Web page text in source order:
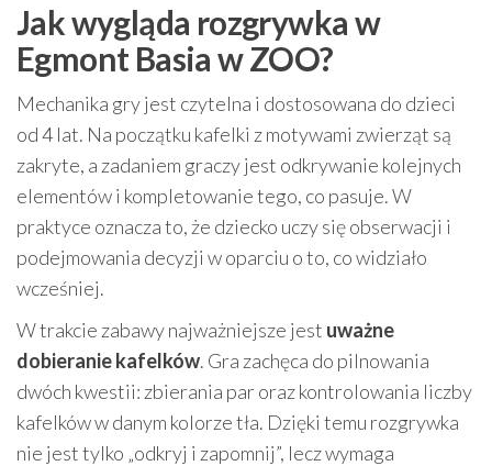
Jak wygląda rozgrywka w
Egmont Basia w ZOO?
Mechanika gry jest czytelna i dostosowana do dzieci
od 4 lat. Na początku kafelki z motywami zwierząt są
zakryte, a zadaniem graczy jest odkrywanie kolejnych
elementów i kompletowanie tego, co pasuje. W
praktyce oznacza to, że dziecko uczy się obserwacji i
podejmowania decyzji w oparciu o to, co widziało
wcześniej.
W trakcie zabawy najważniejsze jest uważne
dobieranie kafelków. Gra zachęca do pilnowania
dwóch kwestii: zbierania par oraz kontrolowania liczby
kafelków w danym kolorze tła. Dzięki temu rozgrywka
nie jest tylko „odkryj i zapomnij”, lecz wymaga